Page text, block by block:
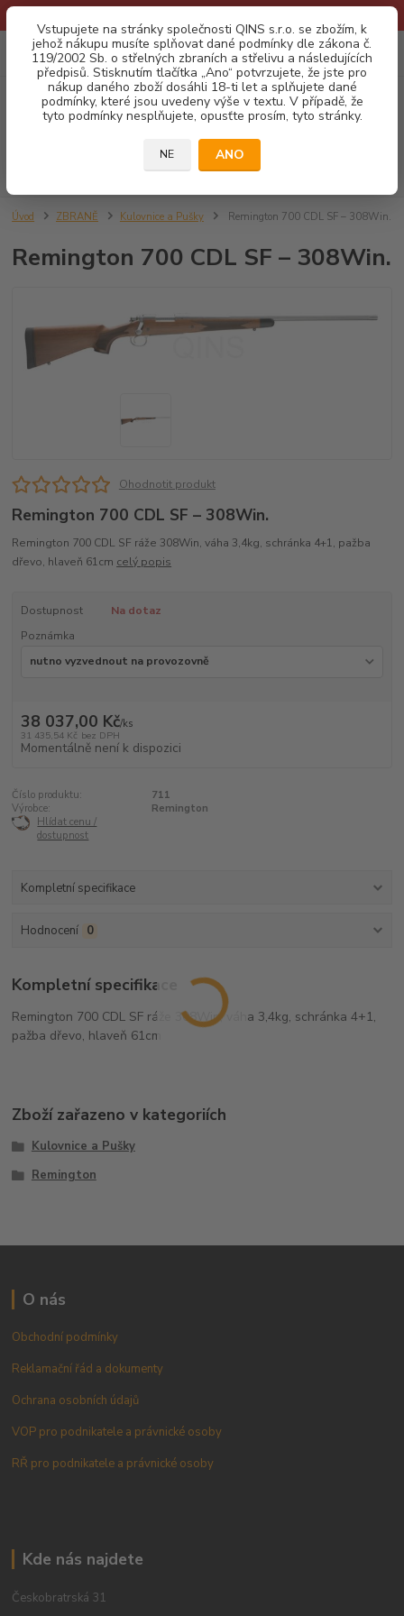
Vstupujete na stránky společnosti QINS s.r.o. se zbožím, k
jehož nákupu musíte splňovat dané podmínky dle zákona č.
119/2002 Sb. o střelných zbraních a střelivu a následujících
předpisů. Stisknutím tlačítka „Ano“ potvrzujete, že jste pro
nákup daného zboží dosáhli 18-ti let a splňujete dané
podmínky, které jsou uvedeny výše v textu. V případě, že
tyto podmínky nesplňujete, opusťte prosím, tyto stránky.
NE ANO
Menu
CZK 0
za0,00 Kč
Úvod ZBRANĚ Kulovnice a Pušky Remington 700 CDL SF – 308Win.
Remington 700 CDL SF – 308Win.
Ohodnotit produkt
Remington 700 CDL SF – 308Win.
Remington 700 CDL SF ráže 308Win, váha 3,4kg, schránka 4+1, pažba
dřevo, hlaveň 61cm celý popis
Dostupnost
Na dotaz
Poznámka
38 037,00 Kč/ks
31 435,54 Kč bez DPH
Momentálně není k dispozici
Číslo produktu:
711
Výrobce:
Remington
Hlídat cenu /
dostupnost
Kompletní specifikace
Hodnocení 0
Kompletní specifikace
Remington 700 CDL SF ráže 308Win, váha 3,4kg, schránka 4+1,
pažba dřevo, hlaveň 61cm
Zboží zařazeno v kategoriích
Kulovnice a Pušky
Remington
O nás
Obchodní podmínky
Reklamační řád a dokumenty
Ochrana osobních údajů
VOP pro podnikatele a právnické osoby
RŘ pro podnikatele a právnické osoby
Kde nás najdete
Českobratrská 31